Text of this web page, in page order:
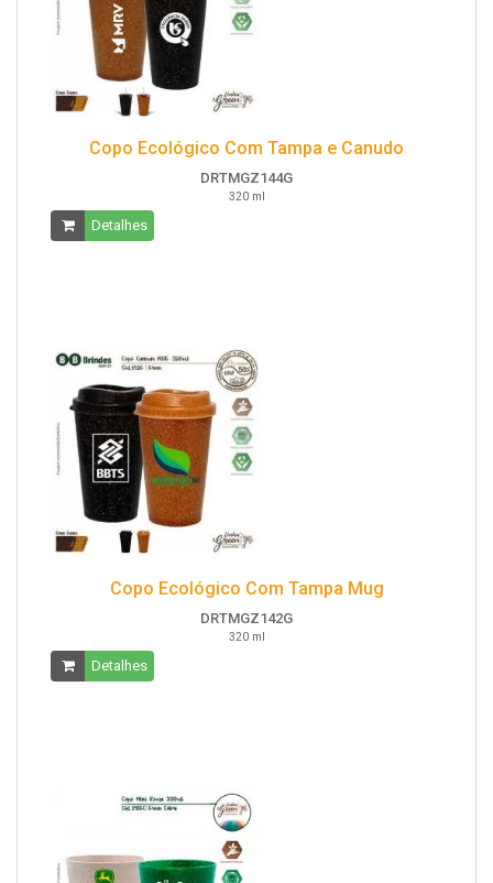
Copo Ecológico Com Tampa e Canudo
DRTMGZ144G
320 ml
Detalhes
Copo Ecológico Com Tampa Mug
DRTMGZ142G
320 ml
Detalhes